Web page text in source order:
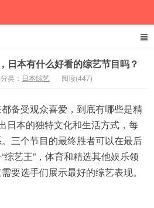
日本有什么好看的综艺节目吗？
分类： 日本综艺 阅读(447)
备受观众喜爱，到底有哪些是精
日本的独特文化和生活方式，每
三个节目的最终胜者可以在最后
艺王”，体育和精选其他娱乐领
要选手们展示最好的综艺表现。